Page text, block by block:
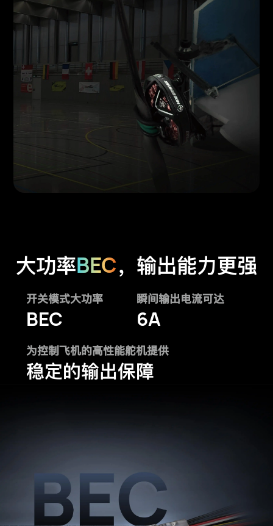
大功率BEC，输出能力更强
开关模式大功率
BEC
瞬间输出电流可达
6A
为控制飞机的高性能舵机提供
稳定的输出保障